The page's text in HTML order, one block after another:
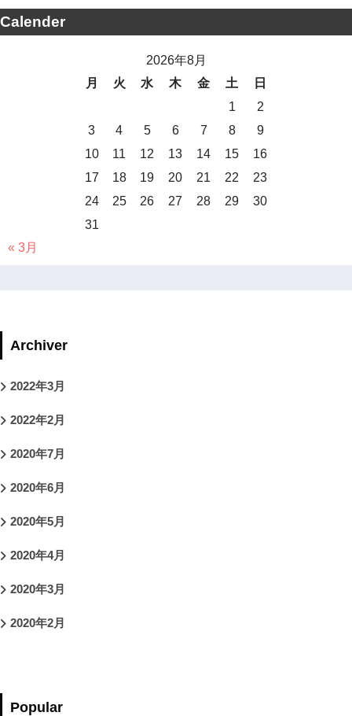
Calender
2026年8月
月
火 水 木 金 土
日
1
2
3
4 5 6 7 8
9
10
11 12 13 14 15
16
17
18 19 20 21 22
23
24
25 26 27 28 29
30
31
« 3月
Archiver
2022年3月
2022年2月
2020年7月
2020年6月
2020年5月
2020年4月
2020年3月
2020年2月
Popular